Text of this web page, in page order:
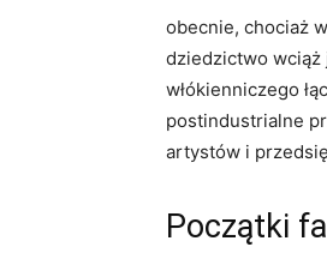
obecnie, chociaż
dziedzictwo wciąż
włókienniczego
postindustrialne
artystów i
Początki